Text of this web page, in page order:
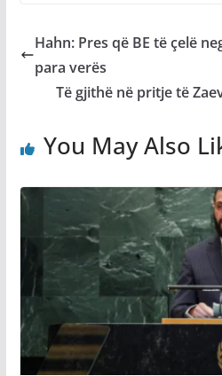
Hahn: Pres që BE të çelë
para verës
Të gjithë në pritje të
You May Also